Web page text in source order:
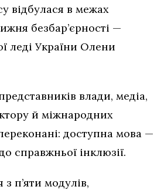
відбулася в межах
безбар’єрності —
леді України Олени
влади, медіа,
й міжнародних
доступна мова —
справжньої інклюзії.
п’яти модулів,